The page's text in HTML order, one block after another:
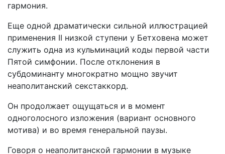
гармония.
Еще одной драматически сильной иллюстрацией
применения II низкой ступени у Бетховена может
служить одна из кульминаций коды первой части
Пятой симфонии. После отклонения в
субдоминанту многократно мощно звучит
неаполитанский секстаккорд.
Он продолжает ощущаться и в момент
одноголосного изложения (вариант основного
мотива) и во время генеральной паузы.
Говоря о неаполитанской гармонии в музыке